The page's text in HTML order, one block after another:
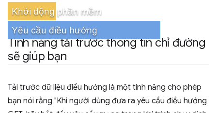
Khởi động phần mềm
Yêu cầu điều hướng
Tính năng tải trước thông tin chỉ đường
sẽ giúp bạn
Tải trước dữ liệu điều hướng là một tính năng cho phép
bạn nói rằng "Khi người dùng đưa ra yêu cầu điều hướng